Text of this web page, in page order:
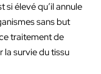
élevé qu’il annule
sans but
traitement de
la survie du tissu